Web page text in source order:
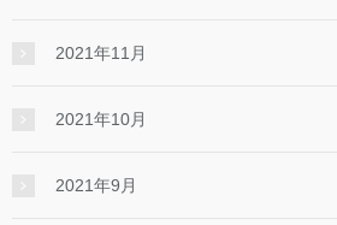
2021年11月
2021年10月
2021年9月